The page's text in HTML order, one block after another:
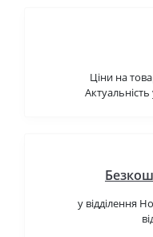
Ціни на
у відділення